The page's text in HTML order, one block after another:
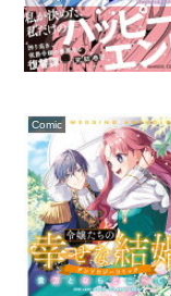
Comic